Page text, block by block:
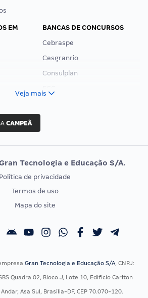
EM
BANCAS DE CONCURSOS
Cebraspe
Cesgranrio
Consulplan
Vunesp
EXAME DE ORDEM
Calendário OAB
Veja mais
Tecnologia e Educação S/A.
Política de privacidade
Termos de uso
Mapa do site
Gran Tecnologia e Educação S/A, CNPJ:
Quadra 02, Bloco J, Lote 10, Edifício Carlton
Asa Sul, Brasília-DF, CEP 70.070-120.